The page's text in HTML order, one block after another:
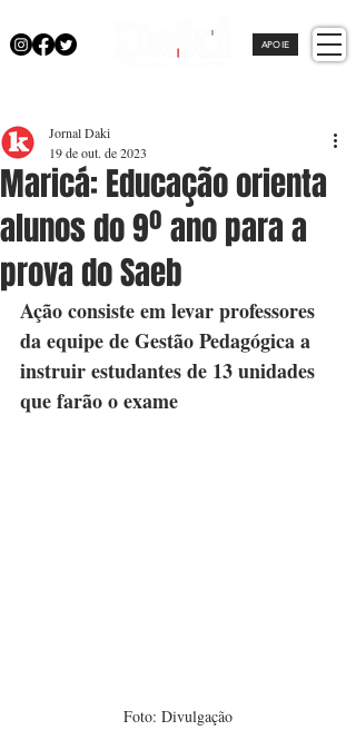
APOIE
Maricá: Educação orienta
alunos do 9º ano para a
prova do Saeb
Jornal Daki
19 de out. de 2023
Ação consiste em levar professores
da equipe de Gestão Pedagógica a
instruir estudantes de 13 unidades
que farão o exame
Foto: Divulgação